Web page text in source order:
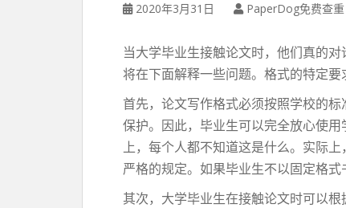
2020年3月31日 PaperDog免费查重
当大学毕业生接触论文时，他们真的
将在下面解释一些问题。格式的特定要
首先，论文写作格式必须按照学校的
保护。因此，毕业生可以完全放心使
上，每个人都不知道这是什么。实际
严格的规定。如果毕业生不以固定格式
其次，大学毕业生在接触论文时可以